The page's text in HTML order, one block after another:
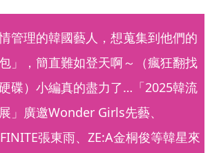
管理的韓國藝人，想蒐集到他們的
」，簡直難如登天啊～（瘋狂翻找
碟）小編真的盡力了…「2025韓流
」廣邀Wonder Girls先藝、
張東雨、ZE:A金桐俊等韓星來